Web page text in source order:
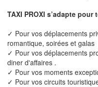
TAXI PROXI s’adapte
✓ Pour vos déplacements
romantique, soirées et galas
✓ Pour vos déplacements
diner d'affaires .
✓ Pour vos moments
✓ Pour vos circuits